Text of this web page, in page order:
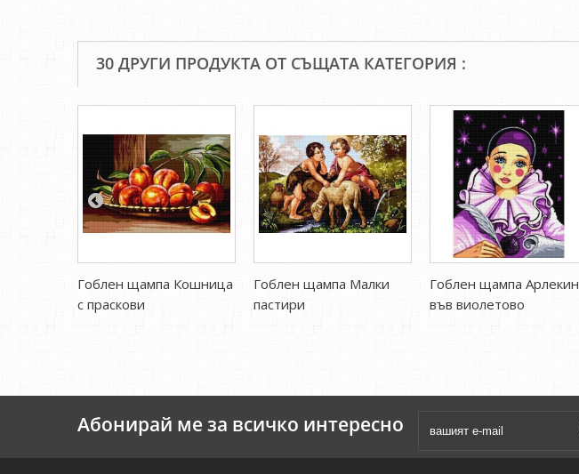
30 ДРУГИ ПРОДУКТА ОТ СЪЩАТА КАТЕГОРИЯ :
Гоблен щампа Кошница
с праскови
Гоблен щампа Малки
пастири
Гоблен щампа Арлекин
във виолетово
Абонирай ме за всичко интересно